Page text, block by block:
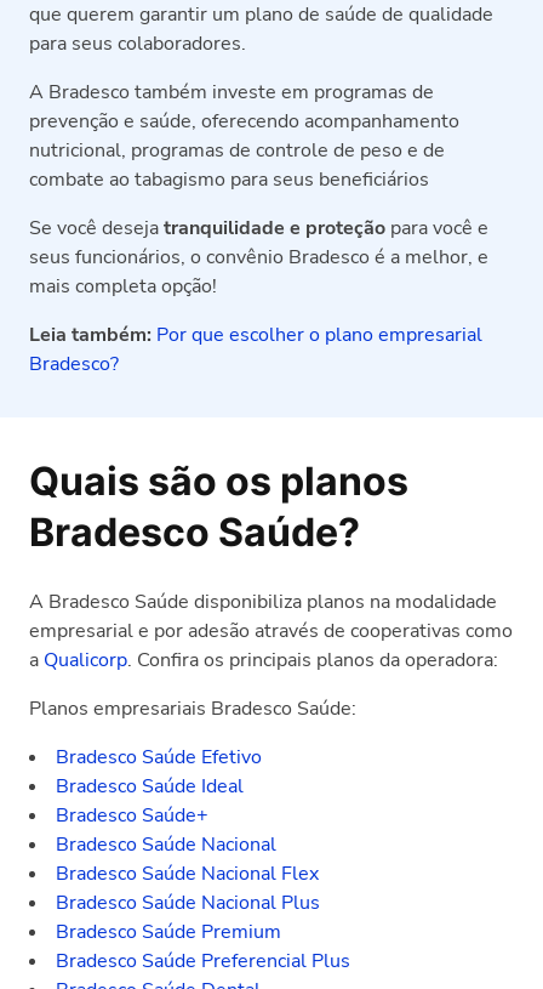
que querem garantir um plano de saúde de qualidade
para seus colaboradores.
A Bradesco também investe em programas de
prevenção e saúde, oferecendo acompanhamento
nutricional, programas de controle de peso e de
combate ao tabagismo para seus beneficiários
Se você desejatranquilidade e proteção para você e
seus funcionários, o convênio Bradesco é a melhor, e
mais completa opção!
Leia também: Por que escolher o plano empresarial
Bradesco?
Quais são os planos
Bradesco Saúde?
A Bradesco Saúde disponibiliza planos na modalidade
empresarial e por adesão através de cooperativas como
a Qualicorp. Confira os principais planos da operadora:
Planos empresariais Bradesco Saúde:
Bradesco Saúde Efetivo
Bradesco Saúde Ideal
Bradesco Saúde+
Bradesco Saúde Nacional
Bradesco Saúde Nacional Flex
Bradesco Saúde Nacional Plus
Bradesco Saúde Premium
Bradesco Saúde Preferencial Plus